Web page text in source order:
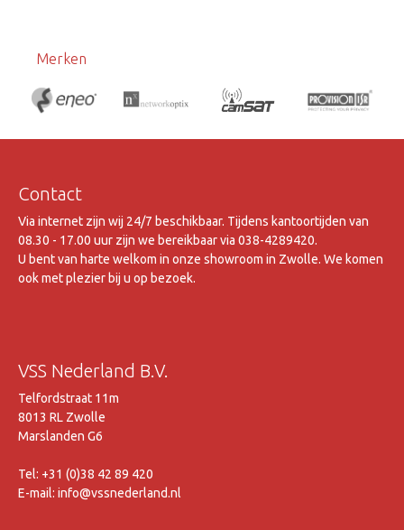
Merken
Contact
Via internet zijn wij 24/7 beschikbaar. Tijdens kantoortijden van
08.30 - 17.00 uur zijn we bereikbaar via 038-4289420.
U bent van harte welkom in onze showroom in Zwolle. We komen
ook met plezier bij u op bezoek.
VSS Nederland B.V.
Telfordstraat 11m
8013 RL Zwolle
Marslanden G6
Tel: +31 (0)38 42 89 420
E-mail: info@vssnederland.nl